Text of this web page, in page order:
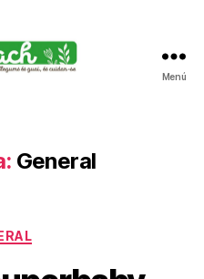
Menú
General
Categories